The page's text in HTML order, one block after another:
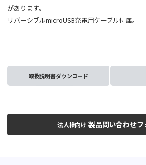
があります。
リバーシブルmicroUSB充電用ケーブル付属。
取扱説明書ダウンロード
法人様向け 製品問い合わせフ